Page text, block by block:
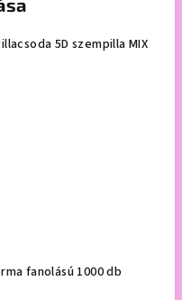
5D szempilla MIX
fanolású 1000 db